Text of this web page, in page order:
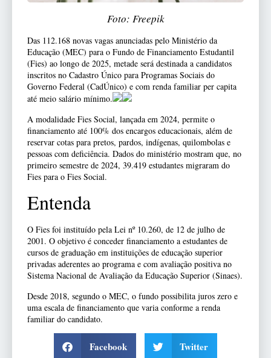
Foto: Freepik
Das 112.168 novas vagas anunciadas pelo Ministério da
Educação (MEC) para o Fundo de Financiamento Estudantil
(Fies) ao longo de 2025, metade será destinada a candidatos
inscritos no Cadastro Único para Programas Sociais do
Governo Federal (CadÚnico) e com renda familiar per capita
até meio salário mínimo.
A modalidade Fies Social, lançada em 2024, permite o
financiamento até 100% dos encargos educacionais, além de
reservar cotas para pretos, pardos, indígenas, quilombolas e
pessoas com deficiência. Dados do ministério mostram que, no
primeiro semestre de 2024, 39.419 estudantes migraram do
Fies para o Fies Social.
Entenda
O Fies foi instituído pela Lei nº 10.260, de 12 de julho de
2001. O objetivo é conceder financiamento a estudantes de
cursos de graduação em instituições de educação superior
privadas aderentes ao programa e com avaliação positiva no
Sistema Nacional de Avaliação da Educação Superior (Sinaes).
Desde 2018, segundo o MEC, o fundo possibilita juros zero e
uma escala de financiamento que varia conforme a renda
familiar do candidato.
Facebook Twitter